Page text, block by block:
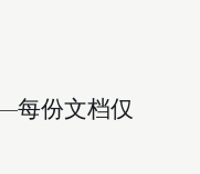
每份文档仅